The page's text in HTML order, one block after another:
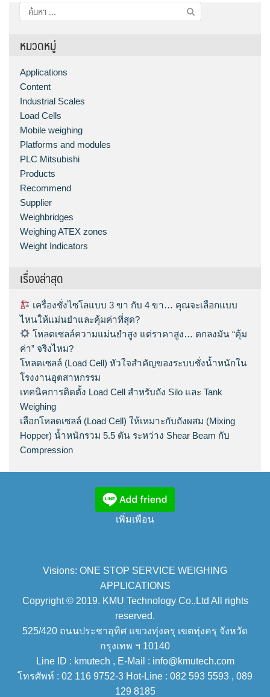
ค้นหา
สำหรับ:
หมวดหมู่
Applications
Content
Industrial Scales
Load Cells
Mobile weighing
Platforms and modules
PLC Mitsubishi
Products
Recommend
Supplier
Weighbridges
Weighing ATEX zones
Weight Indicators
เรื่องล่าสุด
เครื่องชั่งไซโลแบบ 3 ขา กับ 4 ขา… คุณจะเลือกแบบ
ไหนให้แม่นยำและคุ้มค่าที่สุด?
โหลดเซลล์ความแม่นยำสูง แต่ราคาสูง… ตกลงมัน “คุ้ม
ค่า” จริงไหม?
โหลดเซลล์ (Load Cell) หัวใจสำคัญของระบบชั่งน้ำหนักใน
โรงงานอุตสาหกรรม
เทคนิคการติดตั้ง Load Cell สำหรับถัง Silo และ Tank
Weighing
เลือกโหลดเซลล์ (Load Cell) ให้เหมาะกับถังผสม (Mixing
Hopper) น้ำหนักรวม 5.5 ตัน ระหว่าง Shear Beam กับ
Compression
เพิ่มเพือน
Visions: ONE STOP SERVICE WEIGHING
APPLICATIONS
Copyright © 2019. KMU Technology Co.,Ltd All rights
reserved.
525/420 ถนนประชาอุทิศ แขวงทุ่งครุ เขตทุ่งครุ จังหวัด
กรุงเทพ ฯ 10140
Line ID : kmutech , E-Mail : info@kmutech.com
โทรศัพท์ : 02 116 9752-3 Hot-Line : 082 593 5593 , 089
129 8185